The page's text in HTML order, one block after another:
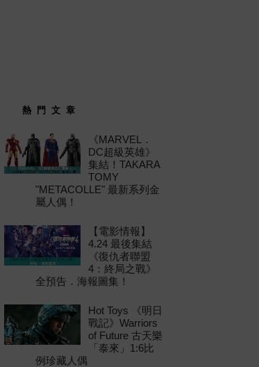
熱 門 文 章
《MARVEL．
DC超級英雄》
集結！TAKARA
TOMY
"METACOLLE" 最新系列金
屬人偶！
【電影情報】
4.24 最後集結
《復仇者聯盟
4：終局之戰》
全預告．海報圖集！
Hot Toys 《明日
戰記》Warriors
of Future 古天樂
「泰來」1:6比
例珍藏人偶